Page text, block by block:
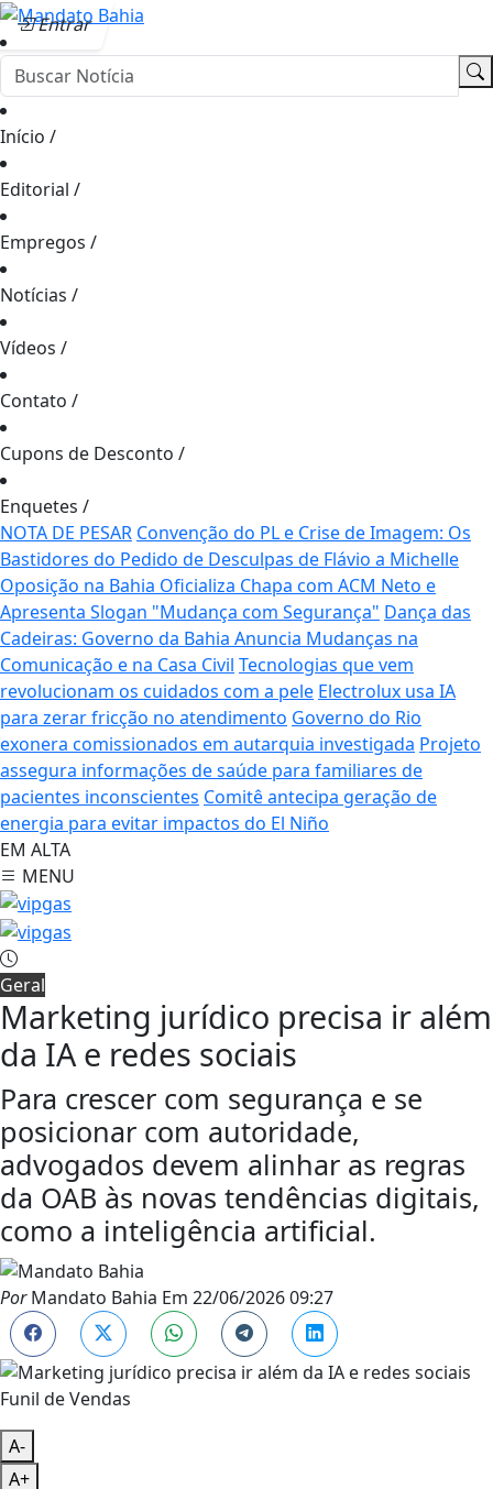
Entrar
Início /
Editorial /
Empregos /
Notícias /
Vídeos /
Contato /
Cupons de Desconto /
Enquetes /
NOTA DE PESAR Convenção do PL e Crise de Imagem: Os
Bastidores do Pedido de Desculpas de Flávio a Michelle
Oposição na Bahia Oficializa Chapa com ACM Neto e
Apresenta Slogan "Mudança com Segurança" Dança das
Cadeiras: Governo da Bahia Anuncia Mudanças na
Comunicação e na Casa Civil Tecnologias que vem
revolucionam os cuidados com a pele Electrolux usa IA
para zerar fricção no atendimento Governo do Rio
exonera comissionados em autarquia investigada Projeto
assegura informações de saúde para familiares de
pacientes inconscientes Comitê antecipa geração de
energia para evitar impactos do El Niño
EM ALTA
MENU
Geral
Marketing jurídico precisa ir além
da IA e redes sociais
Para crescer com segurança e se
posicionar com autoridade,
advogados devem alinhar as regras
da OAB às novas tendências digitais,
como a inteligência artificial.
PorMandato Bahia Em 22/06/2026 09:27
Funil de Vendas
A-
A+